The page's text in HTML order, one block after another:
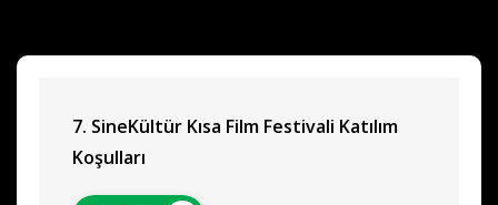
7. SineKültür Kısa Film Festivali Katılım
Koşulları